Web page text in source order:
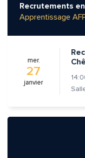
Recrutements
Apprentissage
mer.
27
janvier
Prénom et nom*
Adresse e-mail*